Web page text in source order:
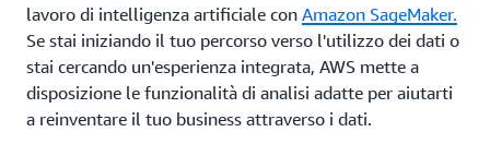
lavoro di intelligenza artificiale con Amazon SageMaker.
Se stai iniziando il tuo percorso verso l'utilizzo dei dati o
stai cercando un'esperienza integrata, AWS mette a
disposizione le funzionalità di analisi adatte per aiutarti
a reinventare il tuo business attraverso i dati.